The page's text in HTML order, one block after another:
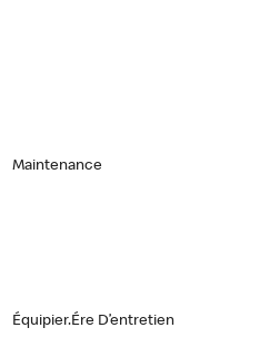
Maintenance
Équipier.ére D’entretien